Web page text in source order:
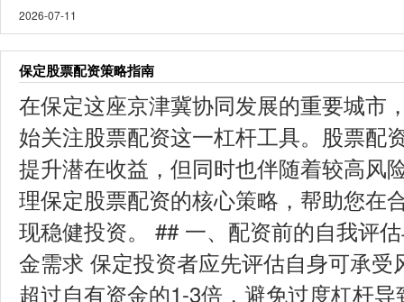
2026-07-11
保定股票配资策略指南
在保定这座京津冀协同发展的重要城市
始关注股票配资这一杠杆工具。股票配
提升潜在收益，但同时也伴随着较高风
理保定股票配资的核心策略，帮助您在
现稳健投资。 ## 一、配资前的自我评
金需求 保定投资者应先评估自身可承受
超过自有资金的1-3倍，避免过度杠杆